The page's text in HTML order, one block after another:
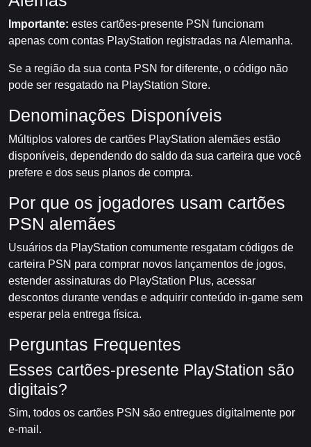
Importante: estes cartões-presente PSN funcionam
apenas com contas PlayStation registradas na Alemanha.
Se a região da sua conta PSN for diferente, o código não
pode ser resgatado na PlayStation Store.
Denominações Disponíveis
Múltiplos valores de cartões PlayStation alemães estão
disponíveis, dependendo do saldo da sua carteira que você
prefere e dos seus planos de compra.
Por que os jogadores usam cartões
PSN alemães
Usuários da PlayStation comumente resgatam códigos de
carteira PSN para comprar novos lançamentos de jogos,
estender assinaturas do PlayStation Plus, acessar
descontos durante vendas e adquirir conteúdo in-game sem
esperar pela entrega física.
Perguntas Frequentes
Esses cartões-presente PlayStation são
digitais?
Sim, todos os cartões PSN são entregues digitalmente por
e-mail.